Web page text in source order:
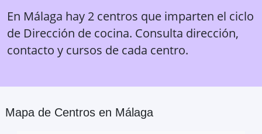
En Málaga hay 2 centros que imparten el ciclo
de Dirección de cocina. Consulta dirección,
contacto y cursos de cada centro.
Mapa de Centros en Málaga